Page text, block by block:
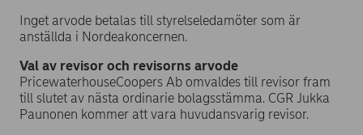
Inget arvode betalas till styrelseledamöter som är
anställda i Nordeakoncernen.
Val av revisor och revisorns arvode
PricewaterhouseCoopers Ab omvaldes till revisor fram
till slutet av nästa ordinarie bolagsstämma. CGR Jukka
Paunonen kommer att vara huvudansvarig revisor.